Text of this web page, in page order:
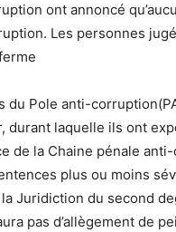
ont annoncé
Les personnes
du Pole anti-
durant laquelle ils ont
de la Chaine pénale
plus ou moins
Juridiction du second
pas d’allègement de